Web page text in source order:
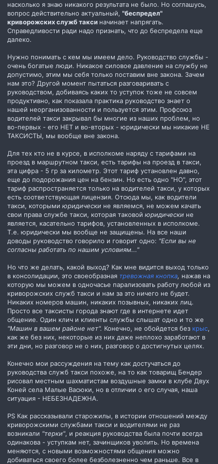
насколько я знаю никакого результата не было. Но соглашусь,
вопрос действительно актуальный, "беспредел"
криворожских служб такси начинает напрягать.
Справедливости ради надо признать, что до беспредела еще
далеко.
Нужно понимать с кем мы имеем дело. Руководство службы -
очень богатые люди. Никакое силовое давление на службу не
допустимо, этим мы себя только поставим вне закона. Зачем
нам это? Другой момент пытаться разговаривать с
руководством, добиваясь каких то уступок тоже не совсем
продуктивно, как показала практика руководство знает о
нашей неорганизованности и пользуется этим. Профсоюз
водителей такси закрывал бы многие из наших проблем, но
во-первых - его НЕТ и во-вторых - юридически мы никакие НЕ
ТАКСИСТЫ, мы вообще вне закона.
Для тех кто не в курсе, в исполкоме наряду с тарифами на
проезд в маршрутном такси, есть тарифы на проезд в такси,
эта цифра - 5 гр за километр. Этот тариф установлен давно,
еще до подорожания цен на бензин. Но есть одно "НО", этот
тариф распространяется только на водителей такси, у которых
есть соответствующая лицензия. Отсюда мы, как водители
такси, которыми юридически не являемся, не можем качать
свои права службе такси, которая таковой юридически не
является, касательно тарифов, установленных в исполкоме.
Т.е. юридически мы вообще не защищены. На все наши
доводы руководство говорило и говорит одно: "Если вы не
согласны работать по нашим условиям..."
Но что же делать, какой выход? Как мне видится выход только
в консолидации, это своеобразная тревожная кнопка, нажав на
которую мы можем в одночасье парализовать работу любой из
криворожских служб такси и нам за это ничего не будет.
Никаких номеров машин, никаких позывных, никаких лиц.
Просто все таксисты города знают где в интернете идет
общение. Один клич и клиенты службы слышат одно и то же
"Машин в вашем районе нет". Конечно, не обойдется без крыс,
как же без них, некоторые из них даже неплохо заработают в
эти дни, но разговор не о них, разговор о достигнутых целях.
Конечно мои рассуждения на тему как достучаться до
руководства служб такси похоже, на то как товарищ Бендер
рисовал местным шахматистам воздушные замки в клубе Двух
Коней села Малые Васюки, но в отличии о его случая, наша
ситуация - НЕБЕЗНАДЕЖНА.
PS Как рассказывали старожилы, в истории отношений между
криворожскими службами такси и водителями не раз
возникали "терки", и реакция руководства была почти всегда
одинакова - уступкам нет, зачинщиков уволить. Но времена
меняются, с новыми возможностями общения можно
добиваться своего более безболезненно чем раньше. Все в